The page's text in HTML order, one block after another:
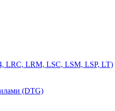
LRC, LRM, LSC, LSM, LSP, LT)
(DTG)